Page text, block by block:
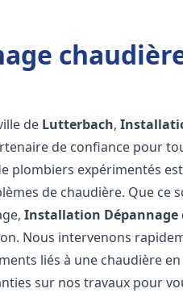
de Lutterbach,
de confiance pour
plombiers expérimentés
de chaudière. Que
Installation Dépannage
Nous intervenons
liés à une chaudière
sur nos travaux pour